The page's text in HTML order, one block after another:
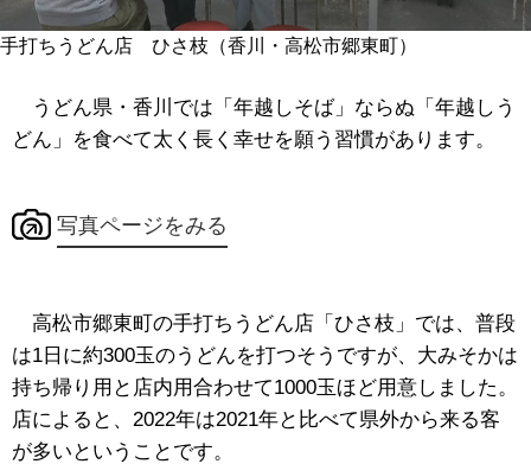
手打ちうどん店 ひさ枝（香川・高松市郷東町）
うどん県・香川では「年越しそば」ならぬ「年越しう
どん」を食べて太く長く幸せを願う習慣があります。
写真ページをみる
高松市郷東町の手打ちうどん店「ひさ枝」では、普段
は1日に約300玉のうどんを打つそうですが、大みそかは
持ち帰り用と店内用合わせて1000玉ほど用意しました。
店によると、2022年は2021年と比べて県外から来る客
が多いということです。